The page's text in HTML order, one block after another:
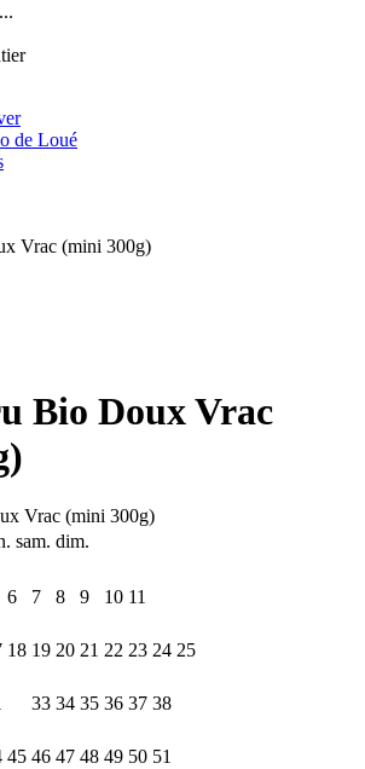
de Loué
Vrac (mini 300g)
Bio Doux Vrac
sam. dim.
6 7 8 9 10 11
18 19 20 21 22 23 24 25
33 34 35 36 37 38
45 46 47 48 49 50 51